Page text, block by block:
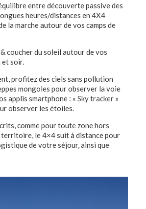
entre découverte passive des
heures/distances en 4X4
la marche autour de vos camps de
coucher du soleil autour de vos
et soir.
profitez des ciels sans pollution
mongoles pour observer la voie
applis smartphone : « Sky tracker»
observer les étoiles.
comme pour toute zone hors
territoire, le 4×4 suit à distance pour
de votre séjour, ainsi que